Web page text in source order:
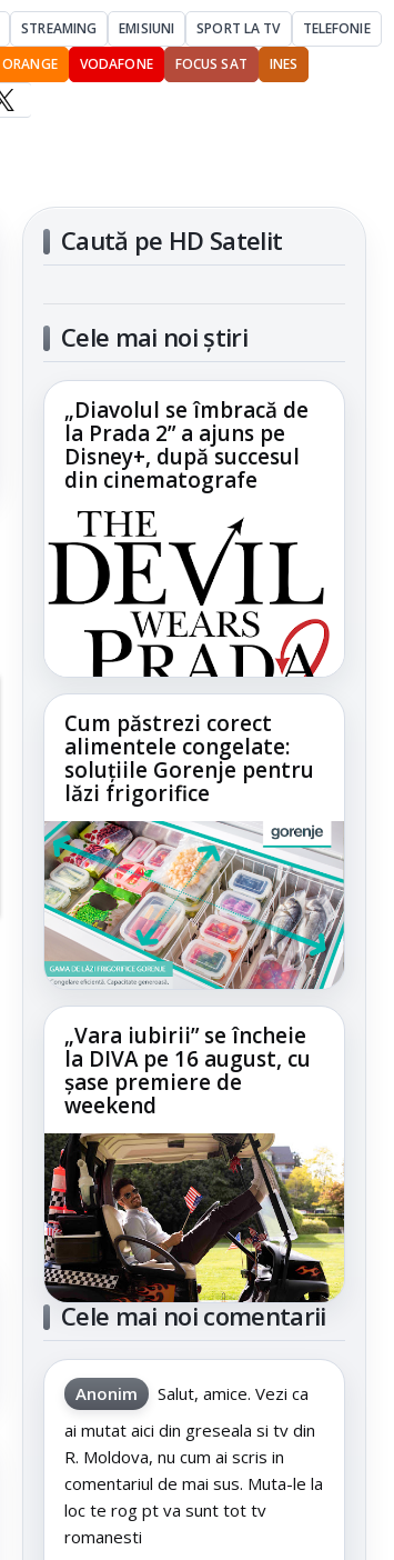
STREAMING EMISIUNI SPORT LA TV
TELEFONIE
ORANGE VODAFONE FOCUS SAT
INES
Caută pe HD Satelit
Cele mai noi știri
„Diavolul se îmbracă de
la Prada 2” a ajuns pe
Disney+, după succesul
din cinematografe
Cum păstrezi corect
alimentele congelate:
soluțiile Gorenje pentru
lăzi frigorifice
„Vara iubirii” se încheie
la DIVA pe 16 august, cu
șase premiere de
weekend
Cele mai noi comentarii
Anonim
Salut, amice. Vezi ca
ai mutat aici din greseala si tv din
R. Moldova, nu cum ai scris in
comentariul de mai sus. Muta-le la
loc te rog pt va sunt tot tv
romanesti